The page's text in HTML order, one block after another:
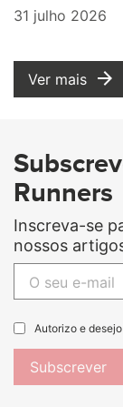
31 julho 2026
Ver mais
Runners
Inscreva-se
nossos
Autorizo e
Subscrever